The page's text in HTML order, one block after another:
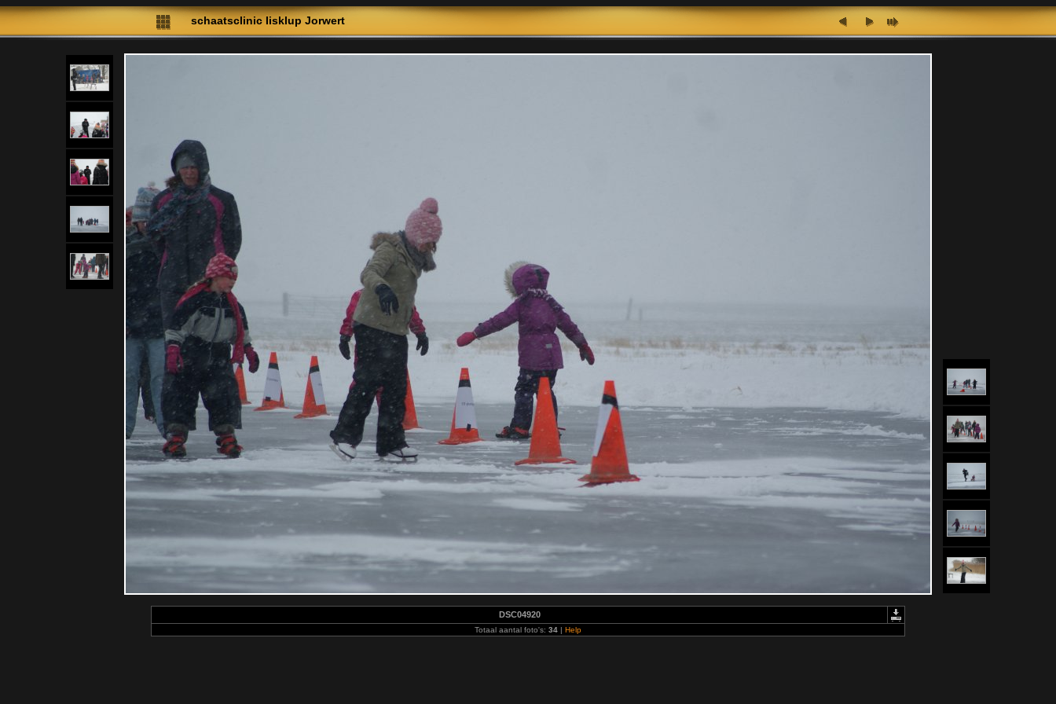
schaatsclinic Iisklup Jorwert
DSC04920
Totaal aantal foto's: 34 | Help